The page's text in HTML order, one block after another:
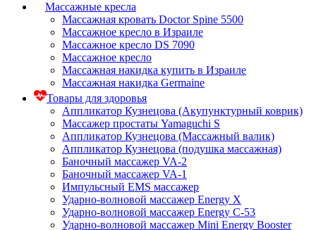
Массажные кресла
Массажная кровать Doctor Spine 5500
Массажное кресло в Израиле
Массажное кресло DS 7090
Массажное кресло
Массажная накидка купить в Израиле
Массажная накидка Germaine
Товары для здоровья
Аппликатор Кузнецова (Акупунктурный коврик)
Массажер простаты Yamaguchi S
Аппликатор Кузнецова (Массажный валик)
Аппликатор Кузнецова (подушка массажная)
Баночный массажер VA-2
Баночный массажер VA-1
Импульсный EMS массажер
Ударно-волновой массажер Energy X
Ударно-волновой массажер Energy C-53
Ударно-волновой массажер Mini Energy Booster